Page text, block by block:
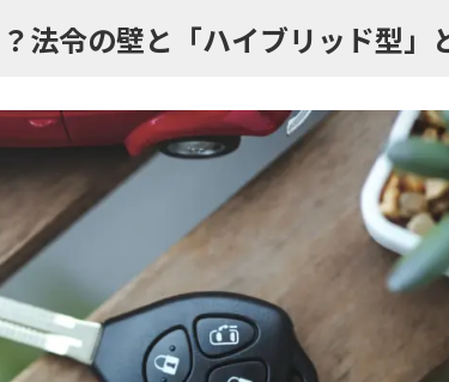
法令の壁と「ハイブリッド型」